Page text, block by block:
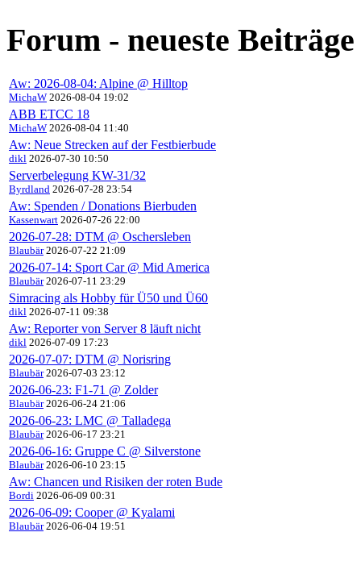
Forum - neueste Beiträge
Aw: 2026-08-04: Alpine @ Hilltop
MichaW 2026-08-04 19:02
ABB ETCC 18
MichaW 2026-08-04 11:40
Aw: Neue Strecken auf der Festbierbude
dikl 2026-07-30 10:50
Serverbelegung KW-31/32
Byrdland 2026-07-28 23:54
Aw: Spenden / Donations Bierbuden
Kassenwart 2026-07-26 22:00
2026-07-28: DTM @ Oschersleben
Blaubär2026-07-22 21:09
2026-07-14: Sport Car @ Mid America
Blaubär2026-07-11 23:29
Simracing als Hobby für Ü50 und Ü60
dikl 2026-07-11 09:38
Aw: Reporter von Server 8 läuft nicht
dikl 2026-07-09 17:23
2026-07-07: DTM @ Norisring
Blaubär2026-07-03 23:12
2026-06-23: F1-71 @ Zolder
Blaubär2026-06-24 21:06
2026-06-23: LMC @ Talladega
Blaubär2026-06-17 23:21
2026-06-16: Gruppe C @ Silverstone
Blaubär2026-06-10 23:15
Aw: Chancen und Risiken der roten Bude
Bordi 2026-06-09 00:31
2026-06-09: Cooper @ Kyalami
Blaubär2026-06-04 19:51